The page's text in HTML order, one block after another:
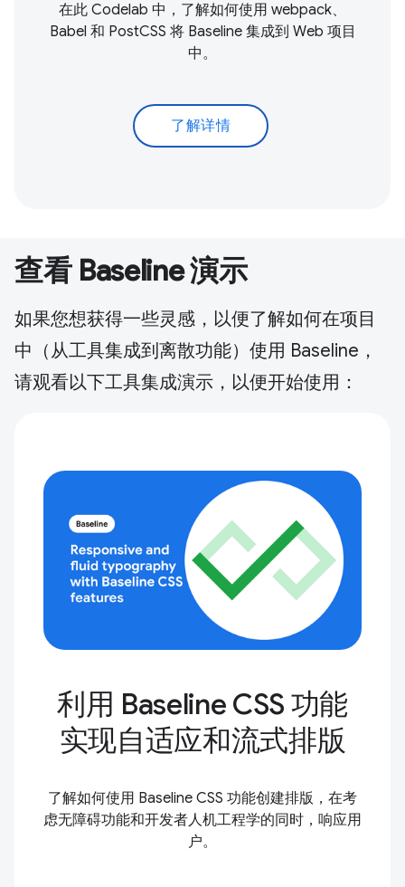
在此 Codelab 中，了解如何使用 webpack、
Babel 和 PostCSS 将 Baseline 集成到 Web 项目
中。
了解详情
查看 Baseline 演示
如果您想获得一些灵感，以便了解如何在项目
中（从工具集成到离散功能）使用 Baseline，
请观看以下工具集成演示，以便开始使用：
利用 Baseline CSS 功能
实现自适应和流式排版
了解如何使用 Baseline CSS 功能创建排版，在考
虑无障碍功能和开发者人机工程学的同时，响应用
户。